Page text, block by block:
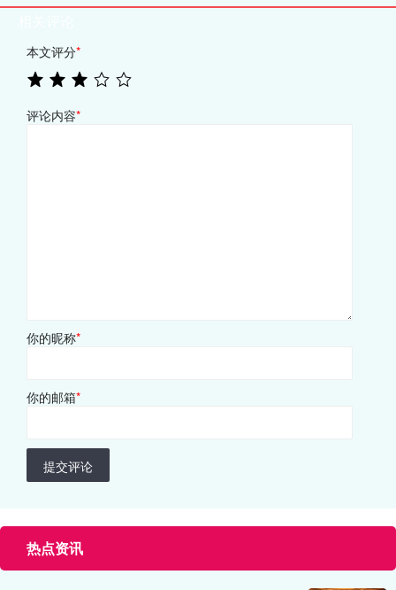
本文评分*
评论内容*
你的昵称*
你的邮箱*
提交评论
热点资讯